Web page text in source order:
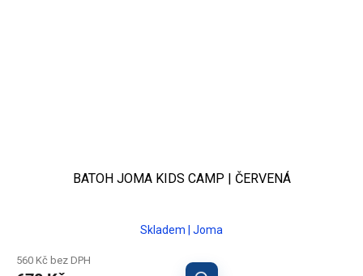
BATOH JOMA KIDS CAMP | ČERVENÁ
Skladem | Joma
560 Kč bez DPH